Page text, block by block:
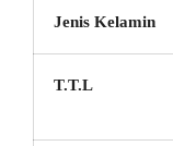
Jenis Kelamin
T.T.L